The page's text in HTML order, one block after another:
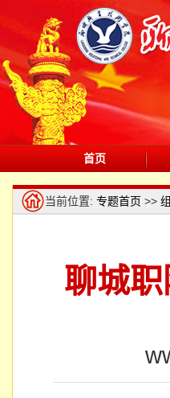
首页
当前位置: 专题首页 >>
聊城